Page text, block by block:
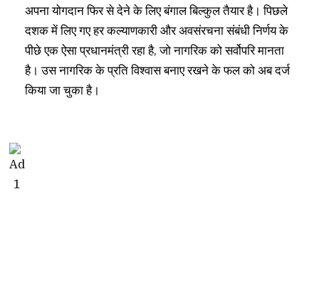
अपना योगदान फिर से देने के लिए बंगाल बिल्कुल तैयार है। पिछले
दशक में लिए गए हर कल्याणकारी और अवसंरचना संबंधी निर्णय के
पीछे एक ऐसा प्रधानमंत्री रहा है, जो नागरिक को सर्वोपरि मानता
है। उस नागरिक के प्रति विश्वास बनाए रखने के फल को अब दर्ज
किया जा चुका है।